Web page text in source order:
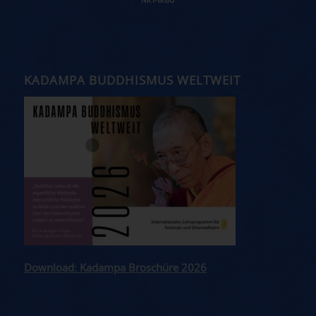
KADAMPA BUDDHISMUS WELTWEIT
Download: Kadampa Broschüre 2026